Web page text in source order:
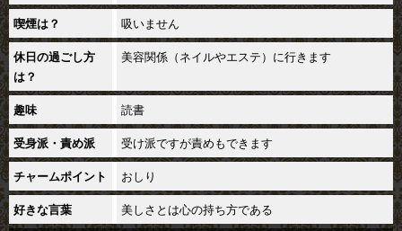
喫煙は？ 吸いません
休日の過ごし方
は？
美容関係（ネイルやエステ）に行きます
趣味 読書
受身派・責め派 受け派ですが責めもできます
チャームポイント おしり
好きな言葉 美しさとは心の持ち方である